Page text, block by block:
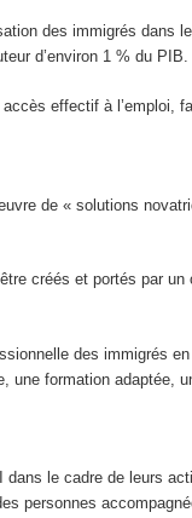
des immigrés dans
d’environ 1 % du PIB.
effectif à l’emploi,
de « solutions
créés et portés par
des immigrés
une formation adaptée,
dans le cadre de leurs
personnes